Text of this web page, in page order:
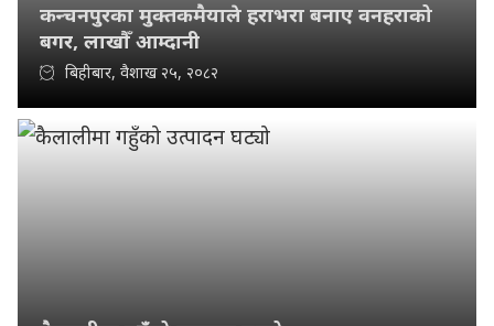
कन्चनपुरका मुक्तकमैयाले हराभरा बनाए वनहराको
बगर, लाखौँ आम्दानी
बिहीबार, वैशाख २५, २०८२